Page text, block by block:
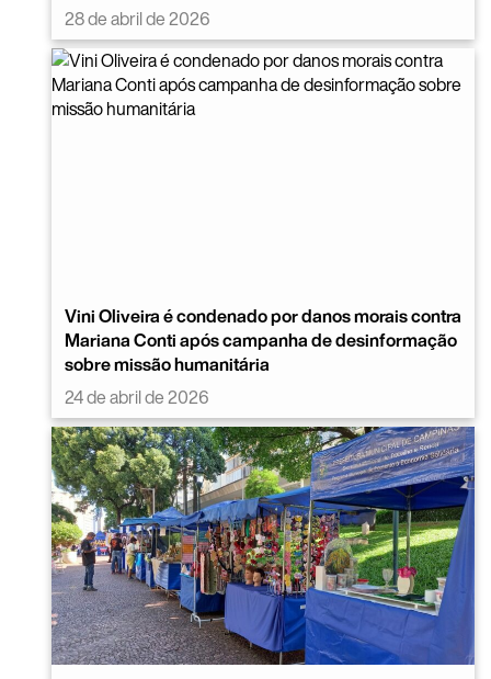
28 de abril de 2026
Vini Oliveira é condenado por danos morais contra
Mariana Conti após campanha de desinformação
sobre missão humanitária
24 de abril de 2026